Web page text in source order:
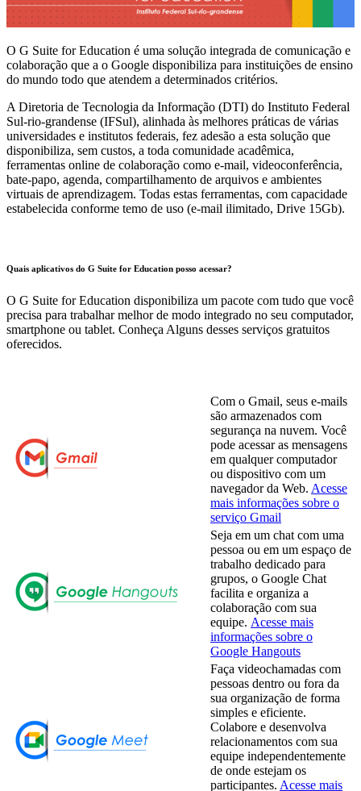
O G Suite for Education é uma solução integrada de comunicação e
colaboração que a o Google disponibiliza para instituições de ensino
do mundo todo que atendem a determinados critérios.
A Diretoria de Tecnologia da Informação (DTI) do Instituto Federal
Sul-rio-grandense (IFSul), alinhada às melhores práticas de várias
universidades e institutos federais, fez adesão a esta solução que
disponibiliza, sem custos, a toda comunidade acadêmica,
ferramentas online de colaboração como e-mail, videoconferência,
bate-papo, agenda, compartilhamento de arquivos e ambientes
virtuais de aprendizagem. Todas estas ferramentas, com capacidade
estabelecida conforme temo de uso (e-mail ilimitado, Drive 15Gb).
Quais aplicativos do G Suite for Education posso acessar?
O G Suite for Education disponibiliza um pacote com tudo que você
precisa para trabalhar melhor de modo integrado no seu computador,
smartphone ou tablet. Conheça Alguns desses serviços gratuitos
oferecidos.
Com o Gmail, seus e-mails
são armazenados com
segurança na nuvem. Você
pode acessar as mensagens
em qualquer computador
ou dispositivo com um
navegador da Web. Acesse
mais informações sobre o
serviço Gmail
Seja em um chat com uma
pessoa ou em um espaço de
trabalho dedicado para
grupos, o Google Chat
facilita e organiza a
colaboração com sua
equipe. Acesse mais
informações sobre o
Google Hangouts
Faça videochamadas com
pessoas dentro ou fora da
sua organização de forma
simples e eficiente.
Colabore e desenvolva
relacionamentos com sua
equipe independentemente
de onde estejam os
participantes. Acesse mais